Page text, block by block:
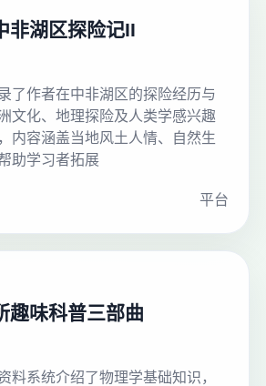
非湖区探险记II
了作者在中非湖区的探险经历与
文化、地理探险及人类学感兴趣
内容涵盖当地风土人情、自然生
助学习者拓展
平台
趣味科普三部曲
料系统介绍了物理学基础知识，